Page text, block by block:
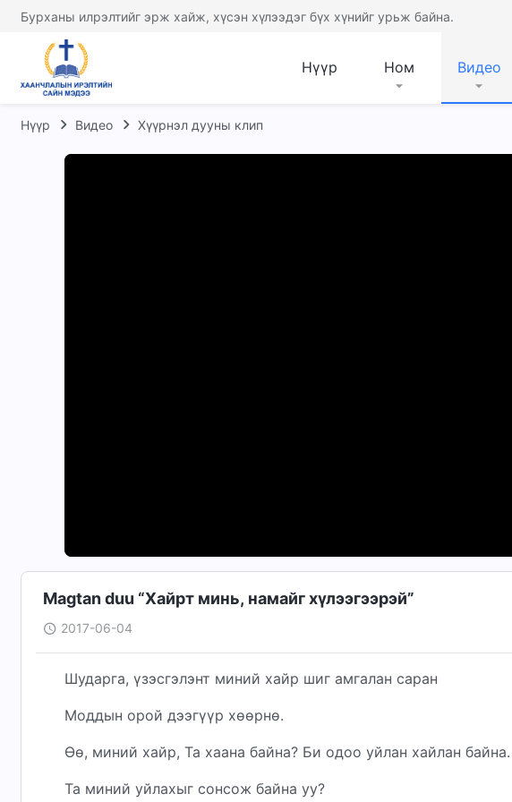
Бурханы илрэлтийг эрж хайж, хүсэн хүлээдэг бүх хүнийг урьж байна.
Нүүр Ном Видео
Нүүр Видео Хүүрнэл дууны клип
Magtan duu “Хайрт минь, намайг хүлээгээрэй”
2017-06-04
Шударга, үзэсгэлэнт миний хайр шиг амгалан саран
Моддын орой дээгүүр хөөрнө.
Өө, миний хайр, Та хаана байна? Би одоо уйлан хайлан байна.
Та миний уйлахыг сонсож байна уу?